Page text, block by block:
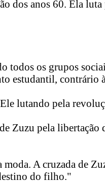
dos anos 60. Ela
todos os grupos
estudantil, contrário
lutando pela
Zuzu pela libertação
A cruzada de
do filho."